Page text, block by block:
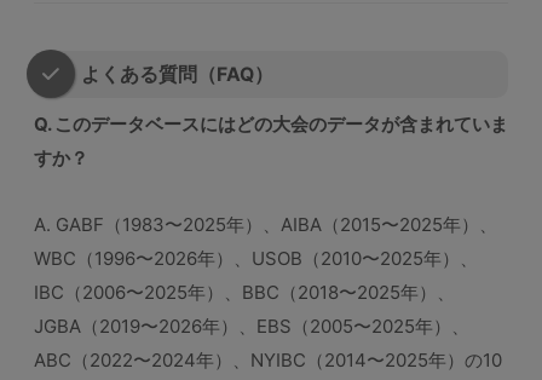
よくある質問（FAQ）
Q. このデータベースにはどの大会のデータが含まれていま
すか？
A. GABF（1983〜2025年）、AIBA（2015〜2025年）、
WBC（1996〜2026年）、USOB（2010〜2025年）、
IBC（2006〜2025年）、BBC（2018〜2025年）、
JGBA（2019〜2026年）、EBS（2005〜2025年）、
ABC（2022〜2024年）、NYIBC（2014〜2025年）の10